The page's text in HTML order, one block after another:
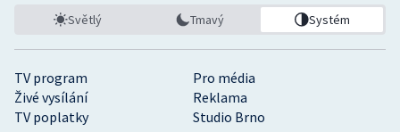
TV program
Pro média
Živé vysílání
Reklama
TV poplatky
Studio Brno
Světlý Tmavý Systém